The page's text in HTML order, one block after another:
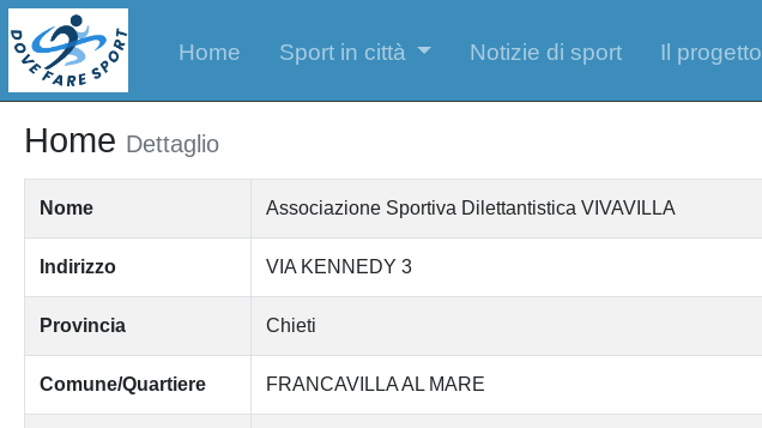
Home Sport in città Notizie di sport Il progetto
Home Dettaglio
Nome Associazione Sportiva Dilettantistica VIVAVILLA
Indirizzo VIA KENNEDY 3
Provincia Chieti
Comune/Quartiere FRANCAVILLA AL MARE